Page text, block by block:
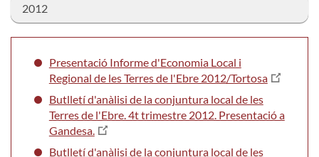
2012
Presentació Informe d'Economia Local i
Regional de les Terres de l'Ebre 2012/Tortosa
Butlletí d'anàlisi de la conjuntura local de les
Terres de l'Ebre. 4t trimestre 2012. Presentació a
Gandesa.
Butlletí d'anàlisi de la conjuntura local de les